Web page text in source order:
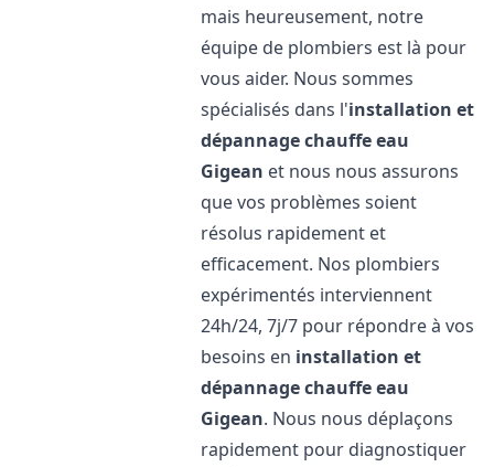
mais heureusement, notre
équipe de plombiers est là pour
vous aider. Nous sommes
spécialisés dans l'installation et
dépannage chauffe eau
Gigean et nous nous assurons
que vos problèmes soient
résolus rapidement et
efficacement. Nos plombiers
expérimentés interviennent
24h/24, 7j/7 pour répondre à vos
besoins en installation et
dépannage chauffe eau
Gigean. Nous nous déplaçons
rapidement pour diagnostiquer